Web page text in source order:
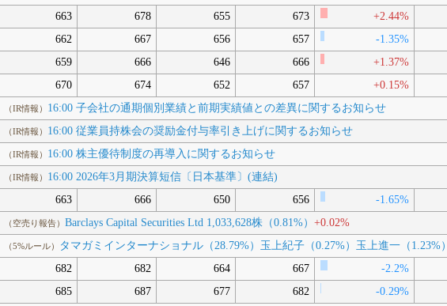
663 678 655 673 +2.44%
662 667 656 657 -1.35%
659 666 646 666 +1.37%
670 674 652 657 +0.15%
（IR情報） 16:00 子会社の通期個別業績と前期実績値との差異に関するお知らせ
（IR情報） 16:00 従業員持株会の奨励金付与率引き上げに関するお知らせ
（IR情報） 16:00 株主優待制度の再導入に関するお知らせ
（IR情報） 16:00 2026年3月期決算短信〔日本基準〕(連結)
663 666 650 656 -1.65%
（空売り報告） Barclays Capital Securities Ltd 1,033,628株（0.81%）+0.02%
（5%ルール） タマガミインターナショナル（28.79%） 玉上紀子（0.27%） 玉上進一（1.23%）
682 682 664 667 -2.2%
685 687 677 682 -0.29%